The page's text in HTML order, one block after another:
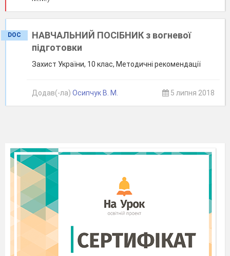
DOC
НАВЧАЛЬНИЙ ПОСІБНИК з вогневої
підготовки
Захист України, 10 клас, Методичні рекомендації
Додав(-ла) Осипчук В. М. 5 липня 2018